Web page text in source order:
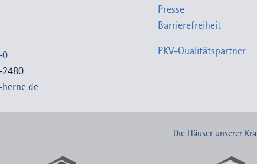
0
2480
Presse
Barrierefreiheit
PKV-Qualitätspartner
Die Häuser unserer